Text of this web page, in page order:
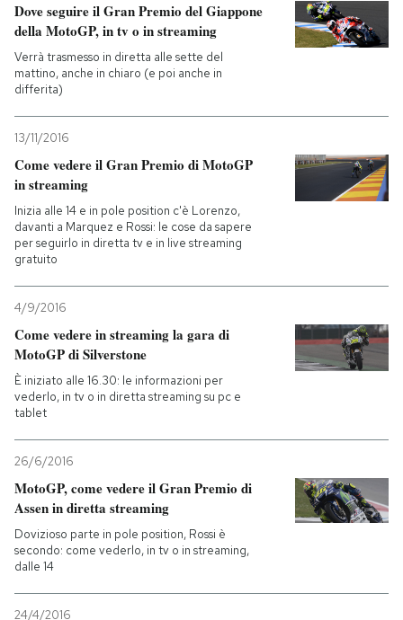
Dove seguire il Gran Premio del Giappone
della MotoGP, in tv o in streaming
Verrà trasmesso in diretta alle sette del
mattino, anche in chiaro (e poi anche in
differita)
13/11/2016
Come vedere il Gran Premio di MotoGP
in streaming
Inizia alle 14 e in pole position c'è Lorenzo,
davanti a Marquez e Rossi: le cose da sapere
per seguirlo in diretta tv e in live streaming
gratuito
4/9/2016
Come vedere in streaming la gara di
MotoGP di Silverstone
È iniziato alle 16.30: le informazioni per
vederlo, in tv o in diretta streaming su pc e
tablet
26/6/2016
MotoGP, come vedere il Gran Premio di
Assen in diretta streaming
Dovizioso parte in pole position, Rossi è
secondo: come vederlo, in tv o in streaming,
dalle 14
24/4/2016